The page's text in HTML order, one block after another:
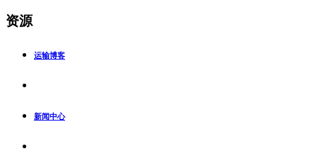
资源
运输博客
新闻中心